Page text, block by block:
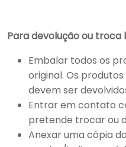
Para devolução ou troca
Embalar todos os
original. Os
devem ser
Entrar em contato
pretende trocar ou
Anexar uma cópia